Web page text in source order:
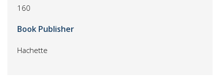
160
Book Publisher
Hachette